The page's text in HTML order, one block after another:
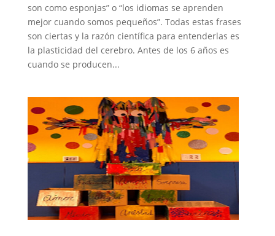
son como esponjas” o “los idiomas se aprenden
mejor cuando somos pequeños”. Todas estas frases
son ciertas y la razón científica para entenderlas es
la plasticidad del cerebro. Antes de los 6 años es
cuando se producen...